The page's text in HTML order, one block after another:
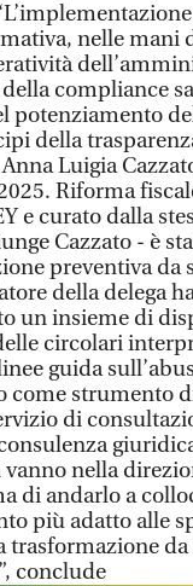
nelle mani
compliance
potenziamento
della
Luigia
Riforma
e curato dalla
Cazzato - è
preventiva da
della delega
un insieme di
circolari
guida
come strumento
di
nella
di andarlo a
più adatto alle
conclude